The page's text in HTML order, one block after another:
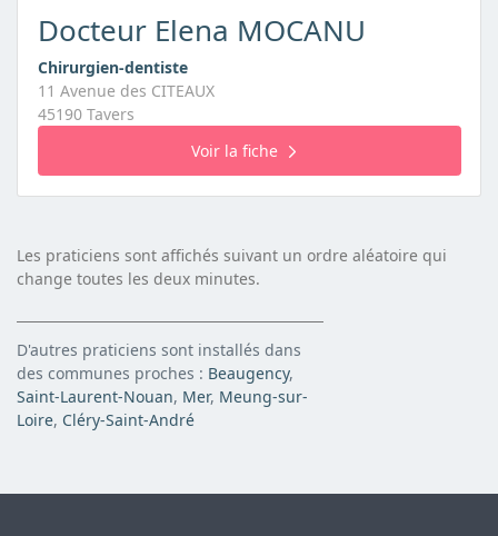
Docteur Elena MOCANU
Chirurgien-dentiste
11 Avenue des CITEAUX
45190 Tavers
Voir la fiche
Les praticiens sont affichés suivant un ordre aléatoire qui
change toutes les deux minutes.
D'autres praticiens sont installés dans
des communes proches : Beaugency,
Saint-Laurent-Nouan, Mer, Meung-sur-
Loire, Cléry-Saint-André